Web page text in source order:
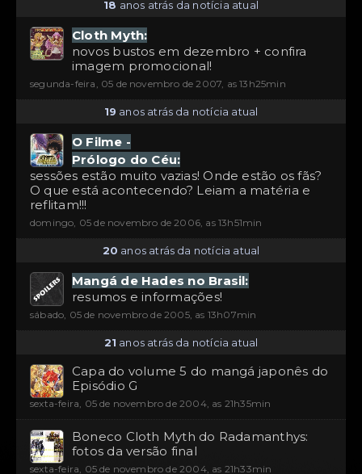
18 anos atrás da notícia atual
Cloth Myth:
novos bustos em dezembro + confira
imagem promocional!
segunda-feira, 05 de novembro de 2007, as 13h25min
19 anos atrás da notícia atual
O Filme -
Prólogo do Céu:
sessões estão muito vazias! Onde estão os fãs?
O que está acontecendo? Leiam a matéria e
reflitam!!!
domingo, 05 de novembro de 2006, as 13h51min
20 anos atrás da notícia atual
Mangá de Hades no Brasil:
resumos e informações!
sábado, 05 de novembro de 2005, as 13h07min
21 anos atrás da notícia atual
Capa do volume 5 do mangá japonês do
Episódio G
sexta-feira, 05 de novembro de 2004, as 21h35min
Boneco Cloth Myth do Radamanthys:
fotos da versão final
sexta-feira, 05 de novembro de 2004, as 21h33min